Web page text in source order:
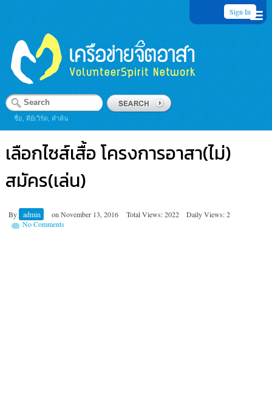
Sign In
ชื่อ, คีย์เวิร์ด, คำค้น
เลือกไซส์เสื้อ โครงการอาสา(ไม่)
สมัคร(เล่น)
By admin on November 13, 2016 Total Views: 2022
Daily Views: 2
No Comments